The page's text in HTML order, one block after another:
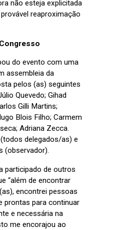
não esteja explicitada
reaproximação
do evento com uma
assembleia da
pelos (as) seguintes
Quevedo; Gihad
Gilli Martins;
Blois Filho; Carmem
Adriana Zecca.
delegados/as) e
(observador).
participado de outros
“além de encontrar
encontrei pessoas
prontas para continuar
e necessária na
me encorajou ao